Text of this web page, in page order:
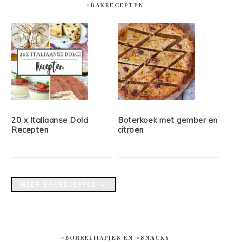
#BAKRECEPTEN
20 x Italiaanse Dolci
Recepten
Boterkoek met gember en
citroen
#BORRELHAPJES EN #SNACKS